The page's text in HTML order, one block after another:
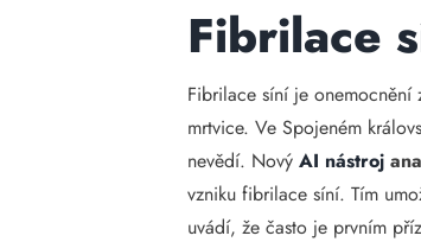
Fibrilace
Fibrilace síní je
mrtvice. Ve Spojeném
nevědí. NovýAI nástroj
vzniku fibrilace síní. Tím
uvádí, že často je prvním